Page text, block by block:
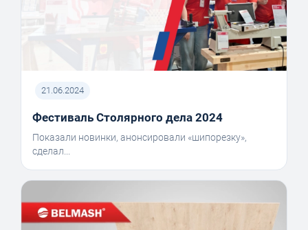
21.06.2024
Фестиваль Столярного дела 2024
Показали новинки, анонсировали «шипорезку»,
сделал...